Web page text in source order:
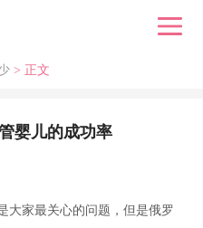
> 正文
婴儿的成功率
大家最关心的问题，但是俄罗